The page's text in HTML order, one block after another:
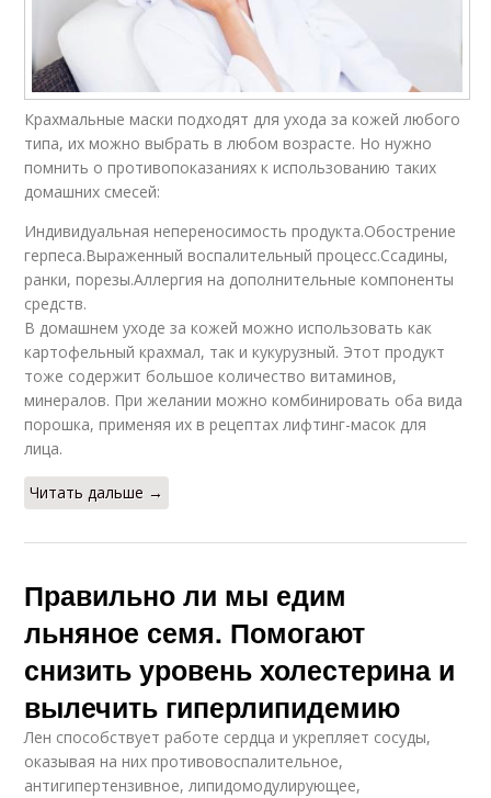
Крахмальные маски подходят для ухода за кожей любого
типа, их можно выбрать в любом возрасте. Но нужно
помнить о противопоказаниях к использованию таких
домашних смесей:
Индивидуальная непереносимость продукта.Обострение
герпеса.Выраженный воспалительный процесс.Ссадины,
ранки, порезы.Аллергия на дополнительные компоненты
средств.
В домашнем уходе за кожей можно использовать как
картофельный крахмал, так и кукурузный. Этот продукт
тоже содержит большое количество витаминов,
минералов. При желании можно комбинировать оба вида
порошка, применяя их в рецептах лифтинг-масок для
лица.
Читать дальше →
Правильно ли мы едим
льняное семя. Помогают
снизить уровень холестерина и
вылечить гиперлипидемию
Лен способствует работе сердца и укрепляет сосуды,
оказывая на них противовоспалительное,
антигипертензивное, липидомодулирующее,